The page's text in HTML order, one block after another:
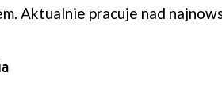
Aktualnie pracuje nad